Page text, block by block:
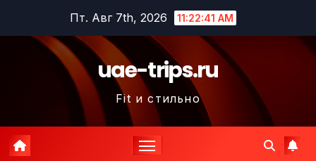
содержимому
Пт. Авг 7th, 2026 11:22:42 AM
uae-trips.ru
Fit и стильно